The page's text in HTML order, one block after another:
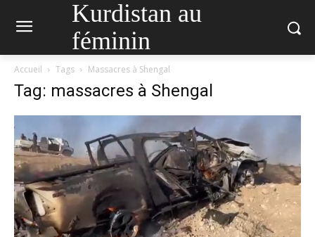
Kurdistan au
féminin
Accueil Tags Massacres à Shengal
Tag: massacres à Shengal